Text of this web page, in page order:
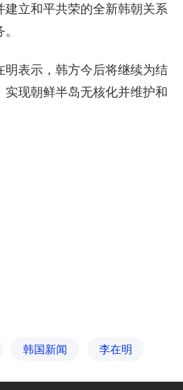
立和平共荣的全新韩朝关系
明表示，韩方今后将继续为结
实现朝鲜半岛无核化并维护和
韩国新闻 李在明